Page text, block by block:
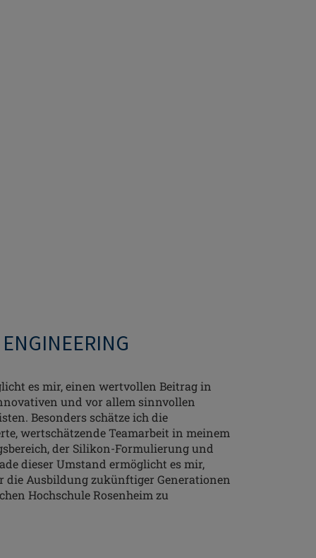
es mir, einen wertvollen Beitrag in
und vor allem sinnvollen
Besonders schätze ich die
wertschätzende Teamarbeit in meinem
der Silikon-Formulierung und
dieser Umstand ermöglicht es mir,
die Ausbildung zukünftiger Generationen
Hochschule Rosenheim zu